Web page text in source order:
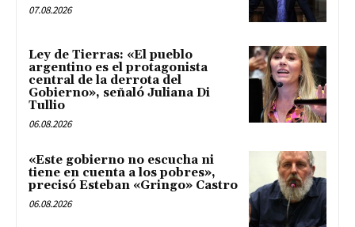
07.08.2026
Ley de Tierras: «El pueblo
argentino es el protagonista
central de la derrota del
Gobierno», señaló Juliana Di
Tullio
06.08.2026
«Este gobierno no escucha ni
tiene en cuenta a los pobres»,
precisó Esteban «Gringo» Castro
06.08.2026